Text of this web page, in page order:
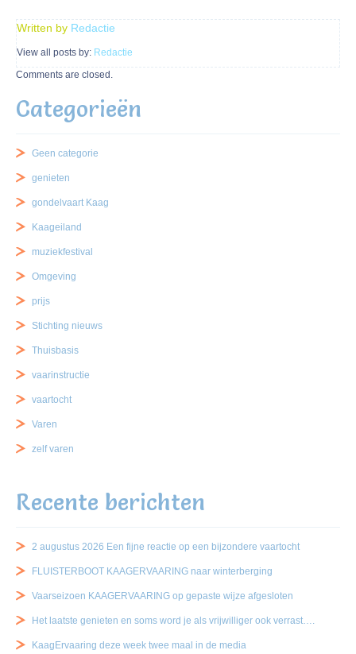
Written by Redactie
View all posts by: Redactie
Comments are closed.
Categorieën
Geen categorie
genieten
gondelvaart Kaag
Kaageiland
muziekfestival
Omgeving
prijs
Stichting nieuws
Thuisbasis
vaarinstructie
vaartocht
Varen
zelf varen
Recente berichten
2 augustus 2026 Een fijne reactie op een bijzondere vaartocht
FLUISTERBOOT KAAGERVAARING naar winterberging
Vaarseizoen KAAGERVAARING op gepaste wijze afgesloten
Het laatste genieten en soms word je als vrijwilliger ook verrast….
KaagErvaaring deze week twee maal in de media